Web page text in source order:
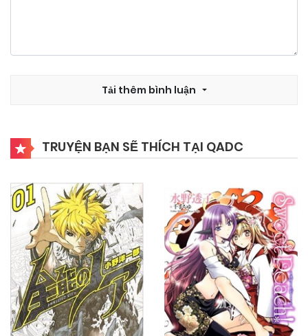
Chapter 49 24/09/2024
Chapter 48 24/09/2024
Chapter 47 24/09/2024
Tải thêm bình luận
TRUYỆN BẠN SẼ THÍCH TẠI QADC